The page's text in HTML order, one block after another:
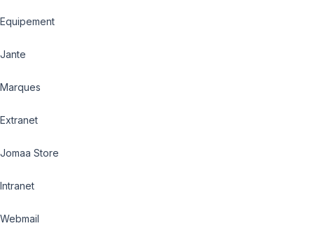
Equipement
Jante
Marques
Extranet
Jomaa Store
Intranet
Webmail